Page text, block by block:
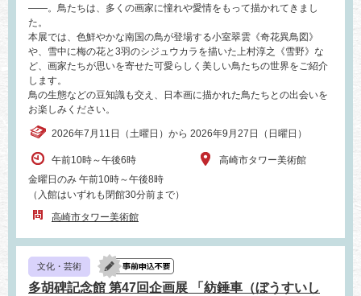
――。鳥たちは、多くの画家に憧れや愛情をもって描かれてきまし
た。
本展では、色鮮やかな南国の鳥が登場する小室翠雲《奇花異鳥図》
や、雪中に梅の花と3羽のシジュウカラを描いた上村淳之《雪野》な
ど、画家たちが思いを寄せた可愛らしく美しい鳥たちの世界をご紹介
します。
鳥の生態などの豆知識も交え、日本画に描かれた鳥たちとの出会いを
お楽しみください。
2026年7月11日（土曜日）から 2026年9月27日（日曜日）
午前10時～午後6時
金曜日のみ 午前10時～午後8時
（入館はいずれも閉館30分前まで）
高崎市タワー美術館
高崎市タワー美術館
文化・芸術
多胡碑記念館 第47回企画展 「紡錘車（ぼうすいし